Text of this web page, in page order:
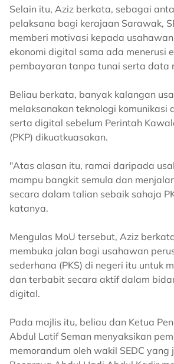
Selain itu, Aziz berkata, sebagai
pelaksana bagi kerajaan Sarawak,
memberi motivasi kepada
ekonomi digital sama ada menerusi
pembayaran tanpa tunai serta data
Beliau berkata, banyak kalangan
melaksanakan teknologi komunikasi
serta digital sebelum Perintah
(PKP) dikuatkuasakan.
"Atas alasan itu, ramai daripada
mampu bangkit semula dan
secara dalam talian sebaik sahaja
katanya.
Mengulas MoU tersebut, Aziz
membuka jalan bagi usahawan
sederhana (PKS) di negeri itu untuk
dan terbabit secara aktif dalam
digital.
Pada majlis itu, beliau dan Ketua
Abdul Latif Seman menyaksikan
memorandum oleh wakil SEDC yang